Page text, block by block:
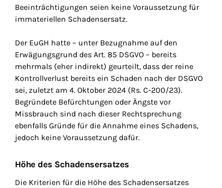
Beeinträchtigungen seien keine Voraussetzung für
immateriellen Schadensersatz.
Der EuGH hatte – unter Bezugnahme auf den
Erwägungsgrund des Art. 85 DSGVO – bereits
mehrmals (eher indirekt) geurteilt, dass der reine
Kontrollverlust bereits ein Schaden nach der DSGVO
sei, zuletzt am 4. Oktober 2024 (Rs. C-200/23).
Begründete Befürchtungen oder Ängste vor
Missbrauch sind nach dieser Rechtsprechung
ebenfalls Gründe für die Annahme eines Schadens,
jedoch keine Voraussetzung dafür.
Höhe des Schadensersatzes
Die Kriterien für die Höhe des Schadensersatzes